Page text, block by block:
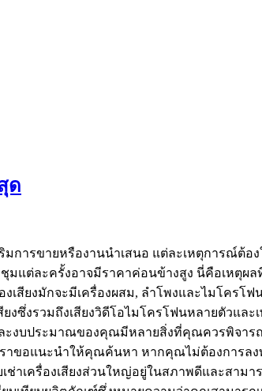
ด
ารขายหรืองานนำเสนอ แต่ละเหตุการณ์ต้อ
ต่ละครั้งอาจมีราคาค่อนข้างสูง นี่คือเหตุผล
สียงมักจะมีเครื่องผสม, ลำโพงและไมโครโ
งรวมถึงเสียงวิดีโอไมโครโฟนหลายตัวและ
ะงบประมาณของคุณมีหลายสิ่งที่คุณควรพิจ
ขอแนะนำให้คุณค้นหา หากคุณไม่ต้องการล
เครื่องเสียงส่วนใหญ่อยู่ในสภาพดีและสาม